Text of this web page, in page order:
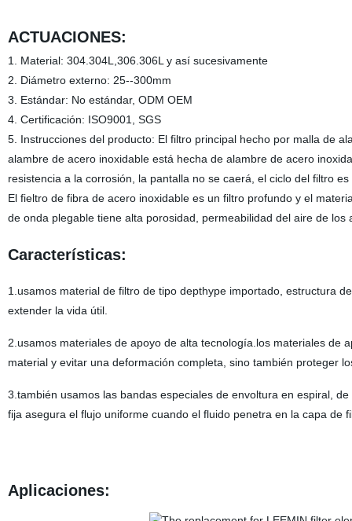
ACTUACIONES:
1. Material: 304.304L,306.306L y así sucesivamente
2. Diámetro externo: 25--300mm
3. Estándar: No estándar, ODM OEM
4. Certificación: ISO9001, SGS
5. Instrucciones del producto: El filtro principal hecho por malla de
alambre de acero inoxidable está hecha de alambre de acero
resistencia a la corrosión, la pantalla no se caerá, el ciclo del filtro es
El fieltro de fibra de acero inoxidable es un filtro profundo y el
de onda plegable tiene alta porosidad, permeabilidad del aire de
Características:
1.usamos material de filtro de tipo depthype importado, estructura
extender la vida útil.
2.usamos materiales de apoyo de alta tecnología.los materiales de
material y evitar una deformación completa, sino también proteger
3.también usamos las bandas especiales de envoltura en espiral,
fija asegura el flujo uniforme cuando el fluido penetra en la capa
Aplicaciones: